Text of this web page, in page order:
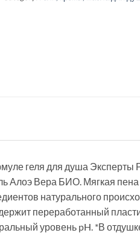
геля для душа Эксперты
Алоэ Вера БИО. Мягкая
натурального
переработанный
уровень pH. *В